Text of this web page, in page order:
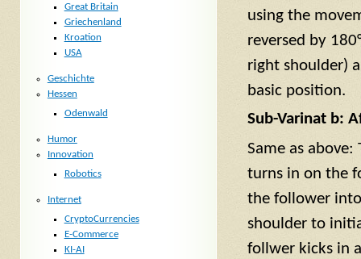
using the
reversed by
right shoulder)
basic position.
Sub-Varinat b:
Same as
turns in on the
the follower
shoulder to
follwer kicks in
Great Britain
Griechenland
Kroation
USA
Geschichte
Hessen
Odenwald
Humor
Innovation
Robotics
Internet
CryptoCurrencies
E-Commerce
KI-AI